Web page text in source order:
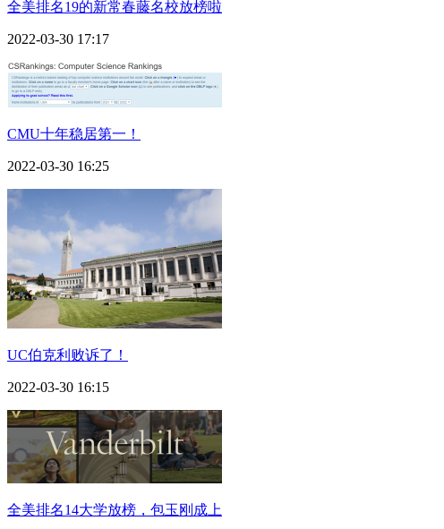
全美排名19的新常春藤名校放榜啦
2022-03-30 17:17
CMU十年稳居第一！
2022-03-30 16:25
UC伯克利败诉了！
2022-03-30 16:15
全美排名14大学放榜，包玉刚成上